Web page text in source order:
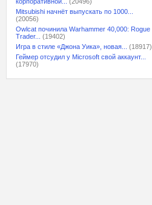
Mitsubishi начнёт выпускать по 1000...
(20056)
Owlcat починила Warhammer 40,000: Rogue
Trader...
(19402)
Игра в стиле «Джона Уика», новая...
(18917)
Геймер отсудил у Microsoft свой аккаунт...
(17970)